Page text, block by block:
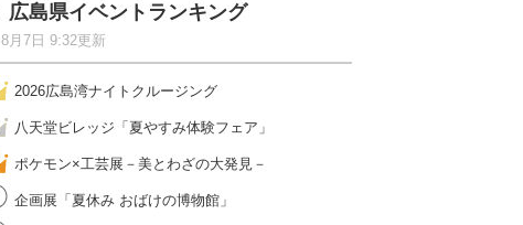
広島県イベントランキング
8月7日 9:32更新
2026広島湾ナイトクルージング
八天堂ビレッジ「夏やすみ体験フェア」
ポケモン×工芸展－美とわざの大発見－
企画展「夏休み おばけの博物館」